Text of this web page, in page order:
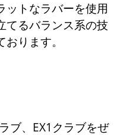
ットなラバーを使用
てるバランス系の技
ります。
ブ、EX1クラブをぜ